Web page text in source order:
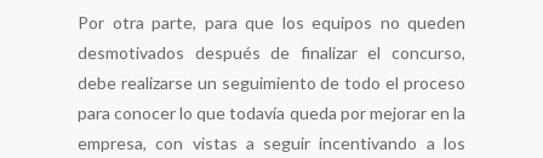
Por otra parte, para que los equipos no queden
desmotivados después de finalizar el concurso,
debe realizarse un seguimiento de todo el proceso
para conocer lo que todavía queda por mejorar en la
empresa, con vistas a seguir incentivando a los